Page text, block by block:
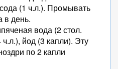
(1 ч.л.). Промывать
в день.
вода (2 стол.
йод (3 капли). Эту
по 2 капли